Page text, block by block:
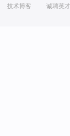
技术博客 诚聘英才